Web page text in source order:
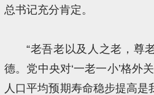
总书记充分肯定。
“老吾老以及人之老，尊
德。党中央对‘一老一小’格外
人口平均预期寿命稳步提高